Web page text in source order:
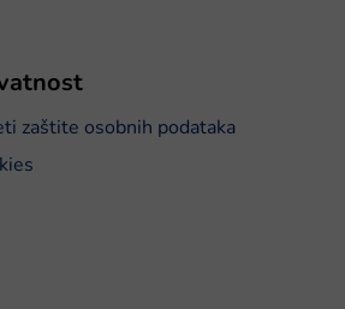
zaštite osobnih podataka